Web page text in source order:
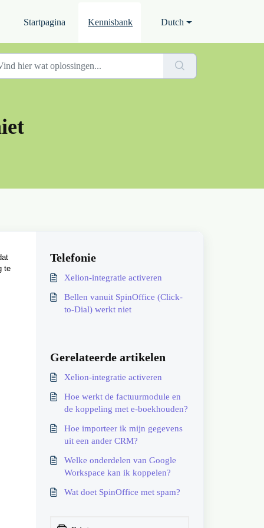
Startpagina Kennisbank Dutch
te
Telefonie
Xelion-integratie activeren
Bellen vanuit SpinOffice (Click-
to-Dial) werkt niet
Gerelateerde artikelen
Xelion-integratie activeren
Hoe werkt de factuurmodule en
de koppeling met e-boekhouden?
Hoe importeer ik mijn gegevens
uit een ander CRM?
Welke onderdelen van Google
Workspace kan ik koppelen?
Wat doet SpinOffice met spam?